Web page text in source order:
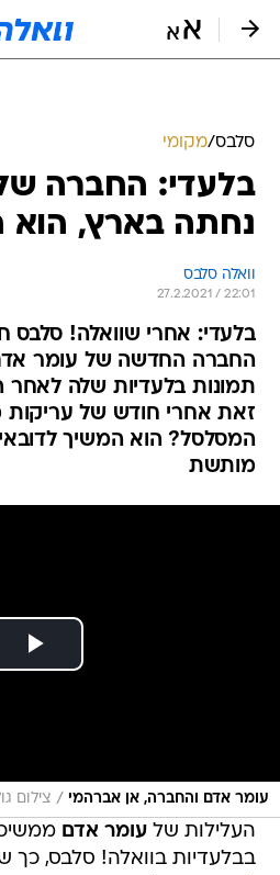
בלעדי: החברה
נחתה בארץ, הוא
וואלה סלבס
בלעדי: אחרי שוואלה! סלבס
תמונות בלעדיות שלה לאחר
זאת אחרי חודש של עריקות
המסלסל? הוא המשיך
מותשת
העלילות שלעומר אדם
בבלעדיות בוואלה! סלבס, כך
לראשונה על החברה החדשה
של עולם הרכילות חשפה